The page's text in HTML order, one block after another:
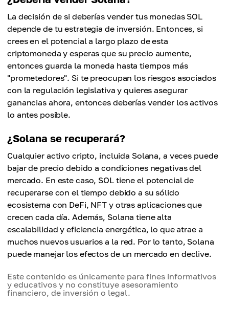
La decisión de si deberías vender tus monedas SOL
depende de tu estrategia de inversión. Entonces, si
crees en el potencial a largo plazo de esta
criptomoneda y esperas que su precio aumente,
entonces guarda la moneda hasta tiempos más
"prometedores". Si te preocupan los riesgos asociados
con la regulación legislativa y quieres asegurar
ganancias ahora, entonces deberías vender los activos
lo antes posible.
¿Solana se recuperará?
Cualquier activo cripto, incluida Solana, a veces puede
bajar de precio debido a condiciones negativas del
mercado. En este caso, SOL tiene el potencial de
recuperarse con el tiempo debido a su sólido
ecosistema con DeFi, NFT y otras aplicaciones que
crecen cada día. Además, Solana tiene alta
escalabilidad y eficiencia energética, lo que atrae a
muchos nuevos usuarios a la red. Por lo tanto, Solana
puede manejar los efectos de un mercado en declive.
Este contenido es únicamente para fines informativos
y educativos y no constituye asesoramiento
financiero, de inversión o legal.